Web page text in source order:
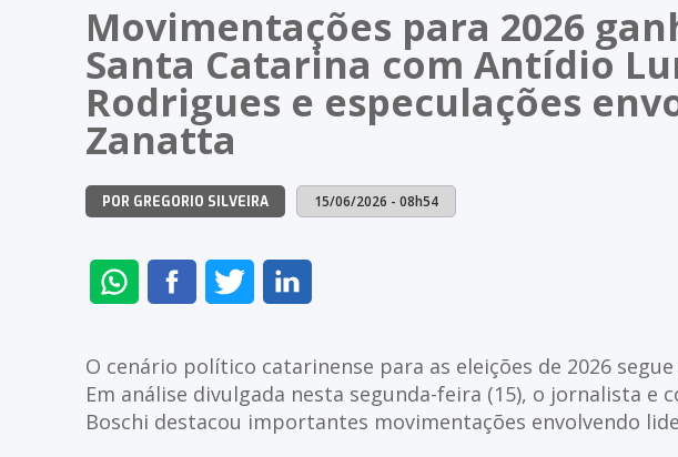
Movimentações para 2026
Santa Catarina com Antídio
Rodrigues e especulações
Zanatta
POR GREGORIO SILVEIRA 15/06/2026 - 08h54
ENVIAR
NO
COMPARTILHAR
NO
COMPARTILHAR
NO
O cenário político catarinense para as eleições de 2026
Em análise divulgada nesta segunda-feira (15), o jornalista
Boschi destacou importantes movimentações envolvendo